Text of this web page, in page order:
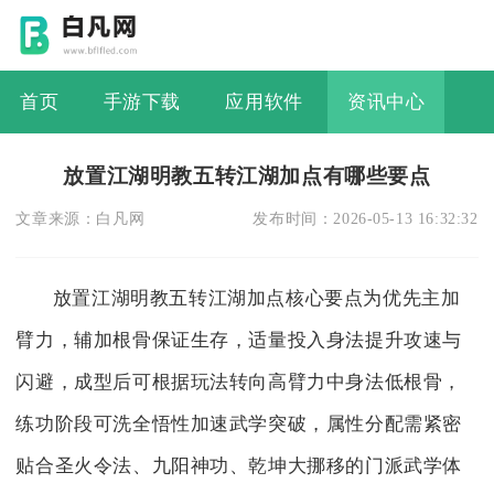
首页 手游下载 应用软件 资讯中心
放置江湖明教五转江湖加点有哪些要点
文章来源： 白凡网 发布时间： 2026-05-13 16:32:32
放置江湖明教五转江湖加点核心要点为优先主加
臂力，辅加根骨保证生存，适量投入身法提升攻速与
闪避，成型后可根据玩法转向高臂力中身法低根骨，
练功阶段可洗全悟性加速武学突破，属性分配需紧密
贴合圣火令法、九阳神功、乾坤大挪移的门派武学体